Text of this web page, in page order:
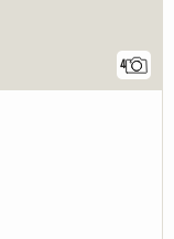
4